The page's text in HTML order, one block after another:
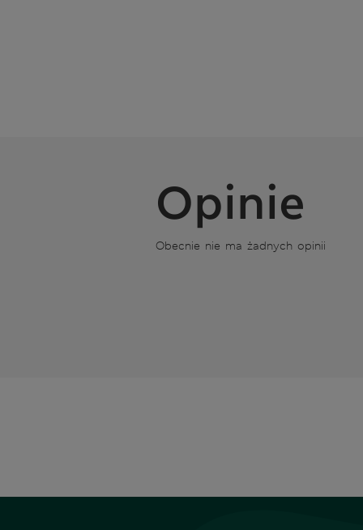
Opinie
Obecnie nie ma żadnych opinii